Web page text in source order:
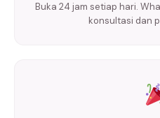
Buka 24 jam setiap hari.
konsultasi dan